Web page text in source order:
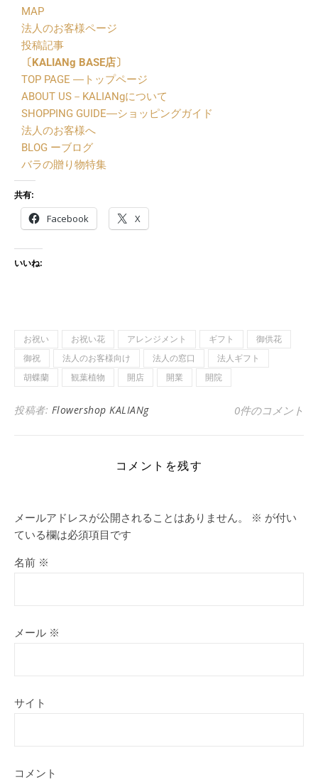
MAP
法人のお客様ページ
投稿記事
〔KALIANg BASE店〕
TOP PAGE ―トップページ
ABOUT US－KALIANgについて
SHOPPING GUIDE―ショッピングガイド
法人のお客様へ
BLOG ーブログ
バラの贈り物特集
共有:
Facebook X
いいね:
お祝い お祝い花 アレンジメント ギフト
御供花
御祝
法人のお客様向け 法人の窓口
法人ギフト
胡蝶蘭
観葉植物 開店 開業 開院
投稿者: Flowershop KALIANg 0件のコメント
コメントを残す
メールアドレスが公開されることはありません。 ※ が付い
ている欄は必須項目です
名前 ※
メール ※
サイト
コメント